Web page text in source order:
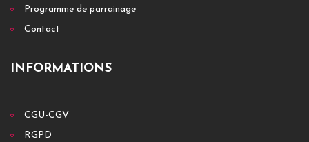
Programme de parrainage
Contact
INFORMATIONS
CGU-CGV
RGPD